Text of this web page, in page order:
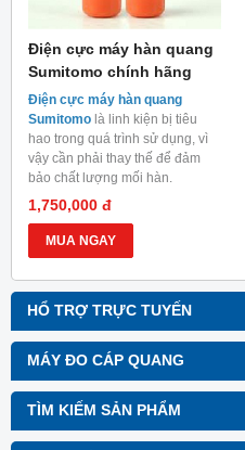
HỔ TRỢ TRỰC TUYẾN
MÁY ĐO CÁP QUANG
TÌM KIẾM SẢN PHẨM
Điện cực máy hàn quang
Sumitomo chính hãng
Điện cực máy hàn quang
Sumitomo là linh kiện bị tiêu
hao trong quá trình sử dụng, vì
vậy cần phải thay thế để đảm
bảo chất lượng mối hàn.
1,750,000 đ
MUA NGAY